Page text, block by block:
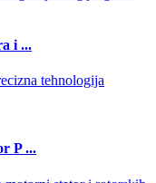
i ...
P ...